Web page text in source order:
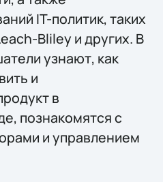
IT-политик, таких
Bliley и других. В
узнают, как
и
в
познакомятся с
и управлением